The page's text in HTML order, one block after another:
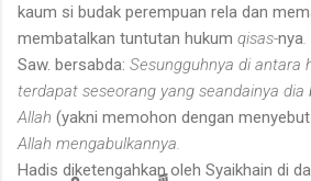
kaum si budak perempuan rela dan
membatalkan tuntutan hukum qisas-nya
Saw. bersabda: Sesungguhnya di antara
terdapat seseorang yang seandainya
Allah (yakni memohon dengan
Allah mengabulkannya.
Hadis diketengahkan oleh Syaikhain di